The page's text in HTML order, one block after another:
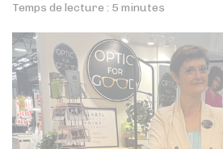
Temps de lecture : 5 minutes